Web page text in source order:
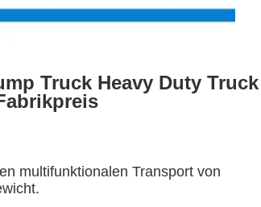
Truck Heavy Duty Truck
multifunktionalen Transport von